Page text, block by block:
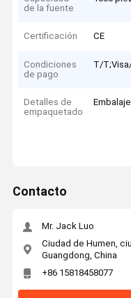
de la fuente
Certificación CE
Condiciones
de pago
T/
Detalles de
empaquetado
Contacto
Mr. Jack Luo
Ciudad de Humen,
Guangdong, China
+86 15818458077